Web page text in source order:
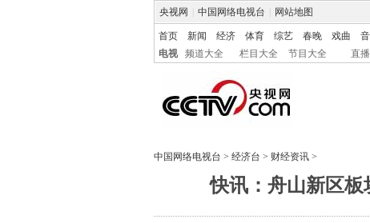
央视网 中国网络电视台 网站地图
首页 新闻 经济 体育 综艺 春晚 戏曲
电视
频道大全 栏目大全 节目大全 直
中国网络电视台 > 经济台 > 财经资讯 >
快讯：舟山新区